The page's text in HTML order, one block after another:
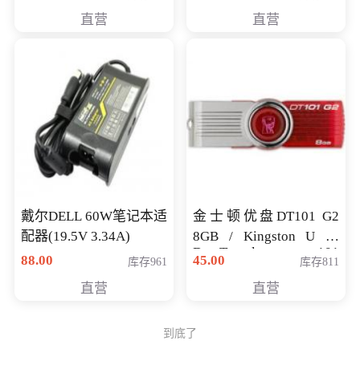
直营 直营
戴尔DELL 60W笔记本适
配器(19.5V 3.34A)
88.00
库存961
直营
金士顿优盘DT101 G2
8GB / Kingston U 盘
DataTraveler 101
Generati
45.00 库存811
直营
到底了